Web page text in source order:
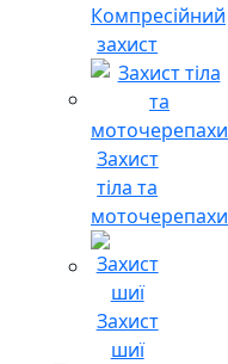
Компресійний
захист
Захист
тіла та
моточерепахи
Захист
шиї